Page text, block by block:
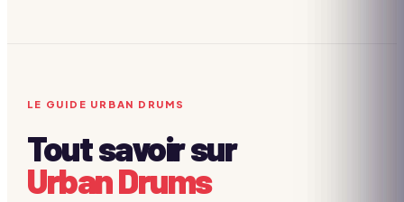
LE GUIDE URBAN DRUMS
Tout savoir sur
Urban Drums